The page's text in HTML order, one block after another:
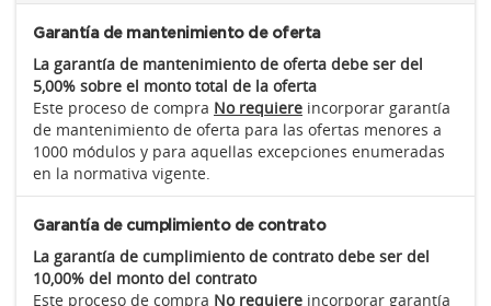
Garantía de mantenimiento de oferta
La garantía de mantenimiento de oferta debe ser del
5,00% sobre el monto total de la oferta
Este proceso de compra No requiere incorporar garantía
de mantenimiento de oferta para las ofertas menores a
1000 módulos y para aquellas excepciones enumeradas
en la normativa vigente.
Garantía de cumplimiento de contrato
La garantía de cumplimiento de contrato debe ser del
10,00% del monto del contrato
Este proceso de compra No requiere incorporar garantía